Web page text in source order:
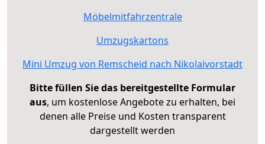
Möbelmitfahrzentrale
Umzugskartons
Mini Umzug von Remscheid nach Nikolaivorstadt
Bitte füllen Sie das bereitgestellte Formular
aus, um kostenlose Angebote zu erhalten, bei
denen alle Preise und Kosten transparent
dargestellt werden